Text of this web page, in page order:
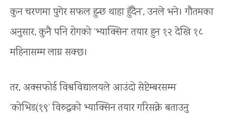
कुन चरणमा पुगेर सफल हुन्छ थाहा हुँदैन’, उनले भने। गौतमका
अनुसार, कुनै पनि रोगको ‘भ्याक्सिन’ तयार हुन १२ देखि १८
महिनासम्म लाग्न सक्छ।
तर, अक्सफोर्ड विश्वविद्यालयले आउंदो सेप्टेम्बरसम्म
‘कोभिड(१९’ विरुद्धको भ्याक्सिन तयार गरिसक्ने बताउनु